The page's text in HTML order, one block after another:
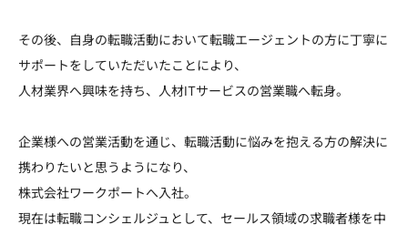
その後、自身の転職活動において転職エージェントの方に丁寧に
サポートをしていただいたことにより、
人材業界へ興味を持ち、人材ITサービスの営業職へ転身。
企業様への営業活動を通じ、転職活動に悩みを抱える方の解決に
携わりたいと思うようになり、
株式会社ワークポートへ入社。
現在は転職コンシェルジュとして、セールス領域の求職者様を中